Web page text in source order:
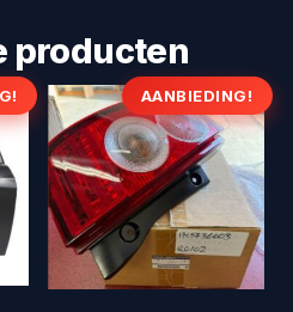
producten
AANBIEDING!